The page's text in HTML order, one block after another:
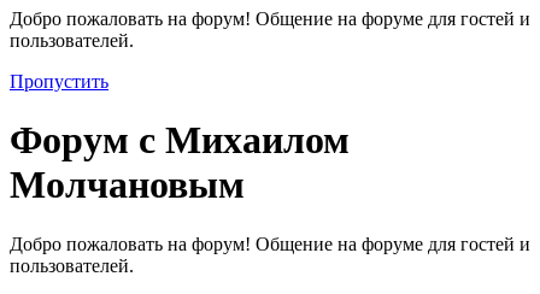
Добро пожаловать на форум! Общение на форуме для гостей и
пользователей.
Пропустить
Форум с Михаилом
Молчановым
Добро пожаловать на форум! Общение на форуме для гостей и
пользователей.